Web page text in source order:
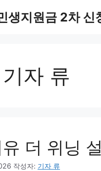
생지원금 2차 신
기자 류
더 위닝
작성자: 기자 류